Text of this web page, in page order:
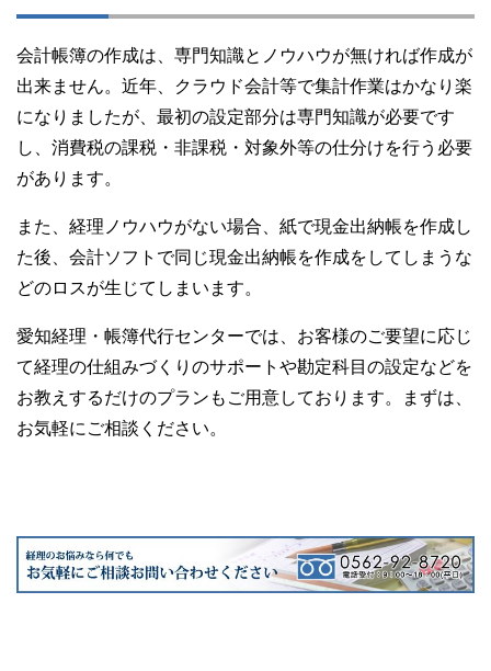
会計帳簿の作成は、専門知識とノウハウが無ければ作成が
出来ません。近年、クラウド会計等で集計作業はかなり楽
になりましたが、最初の設定部分は専門知識が必要です
し、消費税の課税・非課税・対象外等の仕分けを行う必要
があります。
また、経理ノウハウがない場合、紙で現金出納帳を作成し
た後、会計ソフトで同じ現金出納帳を作成をしてしまうな
どのロスが生じてしまいます。
愛知経理・帳簿代行センターでは、お客様のご要望に応じ
て経理の仕組みづくりのサポートや勘定科目の設定などを
お教えするだけのプランもご用意しております。まずは、
お気軽にご相談ください。